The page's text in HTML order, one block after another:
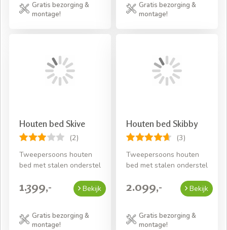
Gratis bezorging &
montage!
Gratis bezorging &
montage!
Houten bed Skive
(2)
Tweepersoons houten
bed met stalen onderstel
1.399,- Bekijk
Gratis bezorging &
montage!
Houten bed Skibby
(3)
Tweepersoons houten
bed met stalen onderstel
2.099,- Bekijk
Gratis bezorging &
montage!